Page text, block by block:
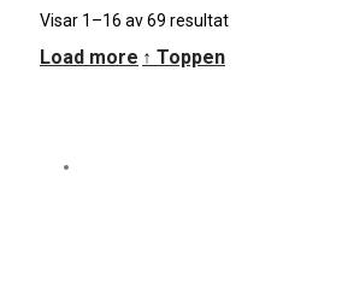
Visar 1–16 av 69 resultatSortera
Load more ↑ Toppen